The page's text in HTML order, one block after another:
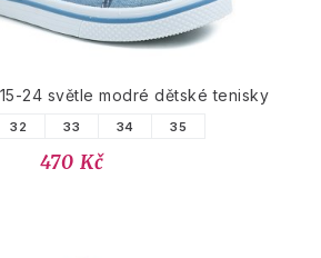
24 světle modré dětské tenisky
32 33 34 35
470 Kč